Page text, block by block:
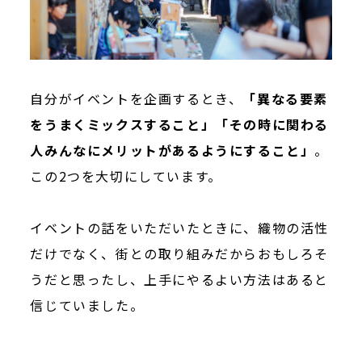
自分がイベントを企画するとき、
「異なる要素
をうまくミックスすること」「その時に関わる
人みんなにメリットがあるようにすること」 。
この2つを大切にしています。
イベントの話をいただいたときに、織物の活性
だけでなく、街との取り組みだからおもしろそ
うだと思ったし、上手にやるよい方法はあると
信じていました。